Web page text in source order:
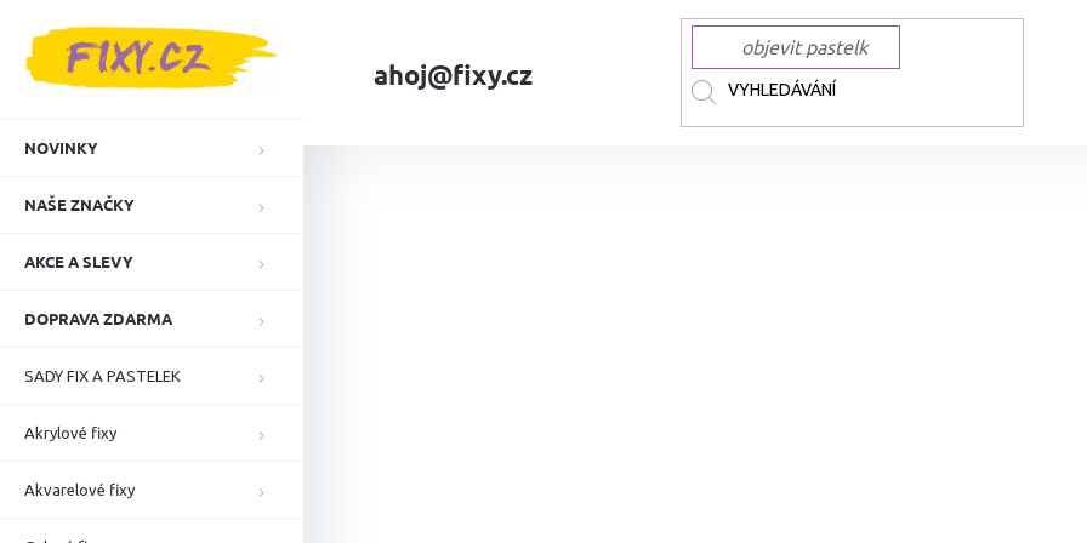
ahoj@fixy.cz
NOVINKY
NAŠE ZNAČKY
AKCE A SLEVY
DOPRAVA ZDARMA
SADY FIX A PASTELEK
Akrylové fixy
Akvarelové fixy